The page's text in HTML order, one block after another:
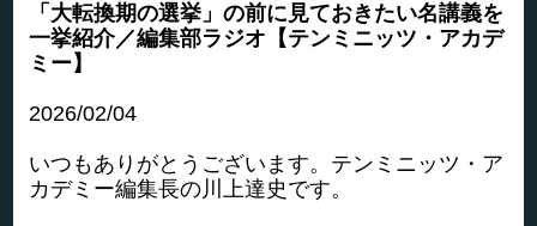
「大転換期の選挙」の前に見ておきたい名講義を
一挙紹介／編集部ラジオ【テンミニッツ・アカデ
ミー】
2026/02/04
いつもありがとうございます。テンミニッツ・ア
カデミー編集長の川上達史です。